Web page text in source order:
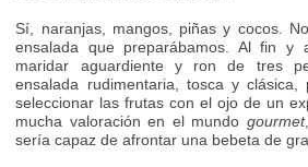
Sí, naranjas, mangos, piñas y cocos.
ensalada que preparábamos. Al fin y
maridar aguardiente y ron de tres
ensalada rudimentaria, tosca y
seleccionar las frutas con el ojo de un
mucha valoración en el mundo gourmet
sería capaz de afrontar una bebeta de